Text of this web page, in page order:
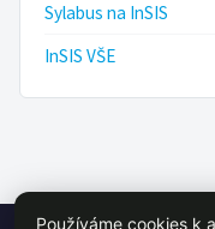
Sylabus na InSIS
InSIS VŠE
Používáme cookies k